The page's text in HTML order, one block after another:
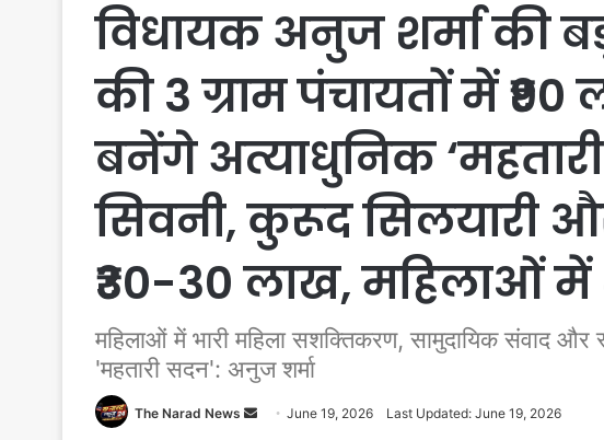
विधायक अनुज शर्मा की
की 3 ग्राम पंचायतों में
बनेंगे अत्याधुनिक
सिवनी, कुरूद सिलयारी
₹30-30 लाख, महिलाओं में
महिलाओं में भारी महिला सशक्तिकरण, सामुदायिक संवाद और
'महतारी सदन': अनुज शर्मा
The Narad News
Send June 19, 2026 Last Updated: June 19, 2026